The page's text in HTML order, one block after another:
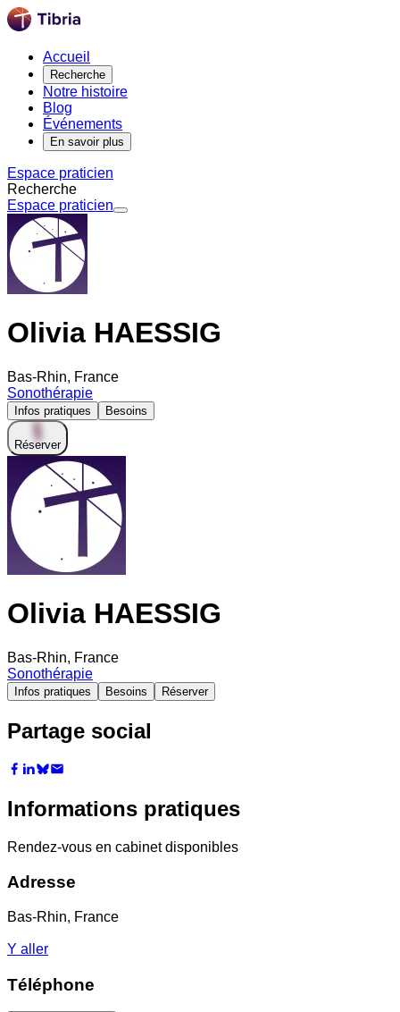
Accueil
Recherche
Notre histoire
Blog
Événements
En savoir plus
Espace praticien
Recherche
Espace praticien
Olivia HAESSIG
Bas-Rhin, France
Sonothérapie
Infos pratiques Besoins
Réserver
Olivia HAESSIG
Bas-Rhin, France
Sonothérapie
Infos pratiques Besoins Réserver
Partage social
Informations pratiques
Rendez-vous en cabinet disponibles
Adresse
Bas-Rhin, France
Y aller
Téléphone